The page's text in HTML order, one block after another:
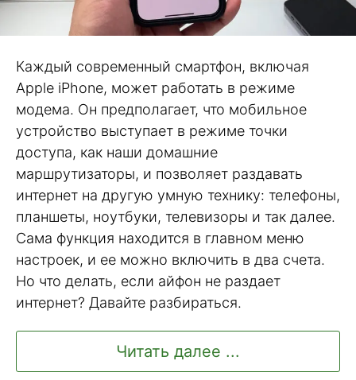
Каждый современный смартфон, включая
Apple iPhone, может работать в режиме
модема. Он предполагает, что мобильное
устройство выступает в режиме точки
доступа, как наши домашние
маршрутизаторы, и позволяет раздавать
интернет на другую умную технику: телефоны,
планшеты, ноутбуки, телевизоры и так далее.
Сама функция находится в главном меню
настроек, и ее можно включить в два счета.
Но что делать, если айфон не раздает
интернет? Давайте разбираться.
Читать далее ...